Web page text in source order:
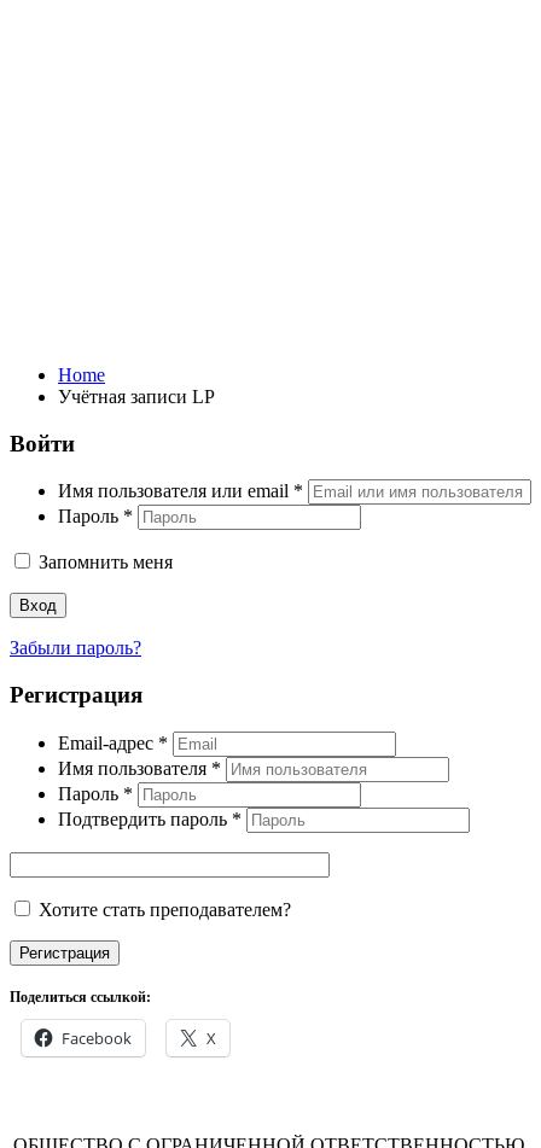
Home
Учётная записи LP
Войти
Имя пользователя или email *
Пароль *
Запомнить меня
Вход
Забыли пароль?
Регистрация
Email-адрес *
Имя пользователя *
Пароль *
Подтвердить пароль *
Хотите стать преподавателем?
Регистрация
Поделиться ссылкой:
Facebook X